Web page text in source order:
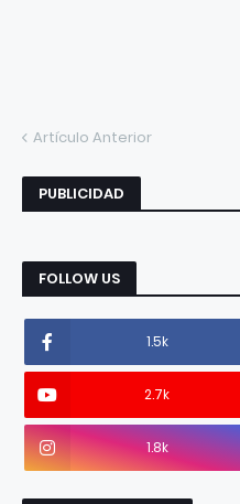
Artículo Anterior
PUBLICIDAD
FOLLOW US
1.5k
2.7k
1.8k